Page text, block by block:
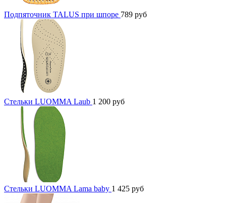
Подпяточник TALUS при шпоре 789 руб
Стельки LUOMMA Laub 1 200 руб
Стельки LUOMMA Lama baby 1 425 руб